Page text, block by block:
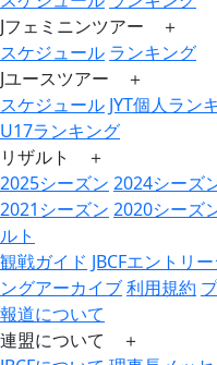
Jフェミニンツアー ＋
スケジュール ランキング
Jユースツアー ＋
スケジュール JYT個人ラン
U17ランキング
リザルト ＋
2025シーズン 2024シーズ
2021シーズン 2020シーズ
ルト
観戦ガイド JBCFエントリ
ングアーカイブ利用規約
報道について
連盟について ＋